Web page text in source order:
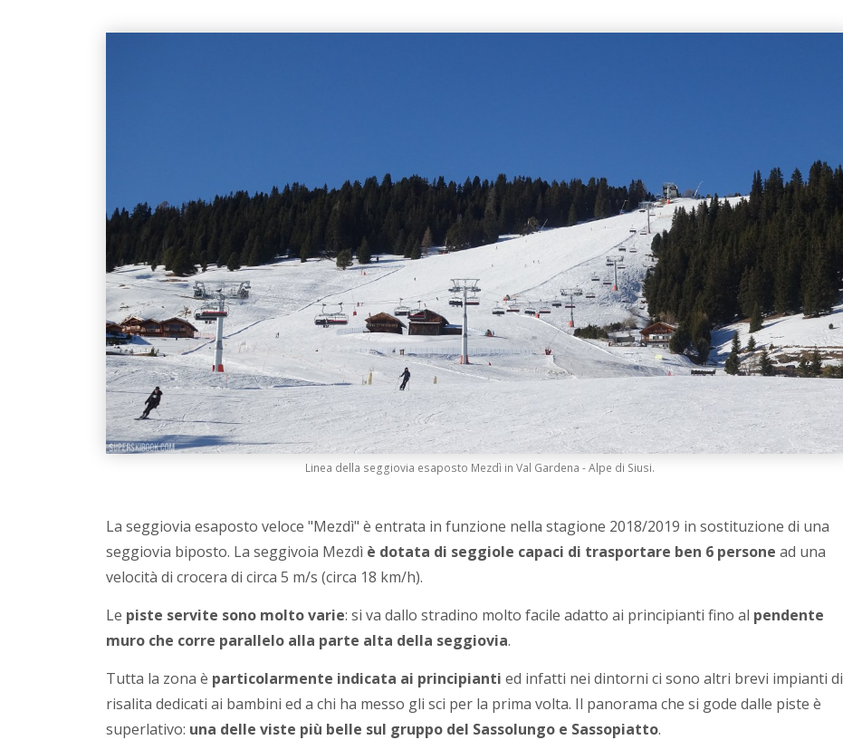
Linea della seggiovia esaposto Mezdì in Val Gardena - Alpe di Siusi.
La seggiovia esaposto veloce "Mezdì" è entrata in funzione nella stagione 2018/2019 in sostituzione di una
seggiovia biposto. La seggivoia Mezdì è dotata di seggiole capaci di trasportare ben 6 persone ad una
velocità di crocera di circa 5 m/s (circa 18 km/h).
Le piste servite sono molto varie: si va dallo stradino molto facile adatto ai principianti fino al pendente
muro che corre parallelo alla parte alta della seggiovia.
Tutta la zona è particolarmente indicata ai principianti ed infatti nei dintorni ci sono altri brevi impianti di
risalita dedicati ai bambini ed a chi ha messo gli sci per la prima volta. Il panorama che si gode dalle piste è
superlativo: una delle viste più belle sul gruppo del Sassolungo e Sassopiatto.